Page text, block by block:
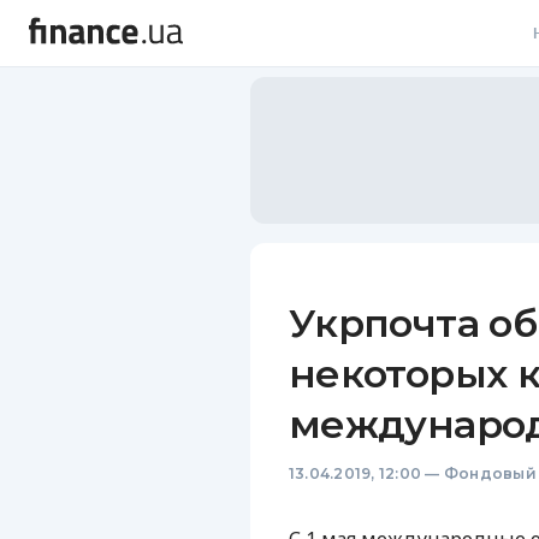
Укрпочта
некоторых
13.04.2019, 12:00 — Фондовый